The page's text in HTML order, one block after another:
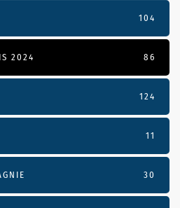
104
2024 86
124
11
30